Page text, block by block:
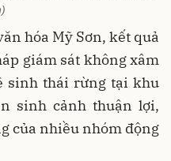
hóa Mỹ Sơn, kết quả
giám sát không xâm
sinh thái rừng tại khu
sinh cảnh thuận lợi,
của nhiều nhóm động